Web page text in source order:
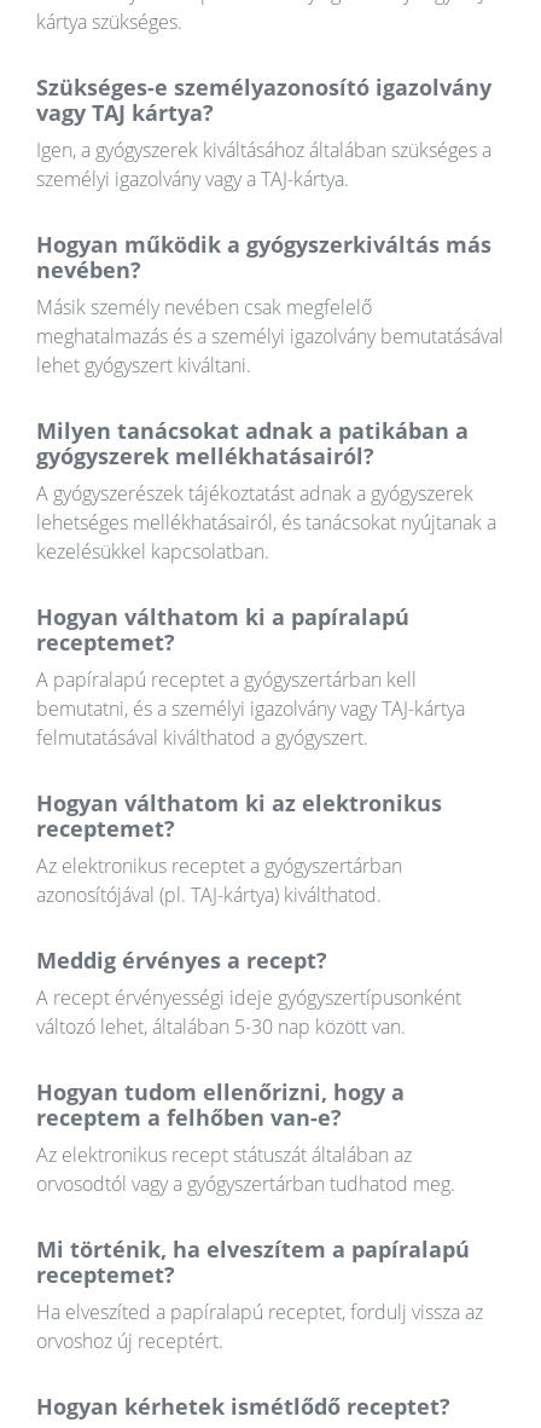
kártya szükséges.
Szükséges-e személyazonosító igazolvány
vagy TAJ kártya?
Igen, a gyógyszerek kiváltásához általában szükséges a
személyi igazolvány vagy a TAJ-kártya.
Hogyan működik a gyógyszerkiváltás más
nevében?
Másik személy nevében csak megfelelő
meghatalmazás és a személyi igazolvány bemutatásával
lehet gyógyszert kiváltani.
Milyen tanácsokat adnak a patikában a
gyógyszerek mellékhatásairól?
A gyógyszerészek tájékoztatást adnak a gyógyszerek
lehetséges mellékhatásairól, és tanácsokat nyújtanak a
kezelésükkel kapcsolatban.
Hogyan válthatom ki a papíralapú
receptemet?
A papíralapú receptet a gyógyszertárban kell
bemutatni, és a személyi igazolvány vagy TAJ-kártya
felmutatásával kiválthatod a gyógyszert.
Hogyan válthatom ki az elektronikus
receptemet?
Az elektronikus receptet a gyógyszertárban
azonosítójával (pl. TAJ-kártya) kiválthatod.
Meddig érvényes a recept?
A recept érvényességi ideje gyógyszertípusonként
változó lehet, általában 5-30 nap között van.
Hogyan tudom ellenőrizni, hogy a
receptem a felhőben van-e?
Az elektronikus recept státuszát általában az
orvosodtól vagy a gyógyszertárban tudhatod meg.
Mi történik, ha elveszítem a papíralapú
receptemet?
Ha elveszíted a papíralapú receptet, fordulj vissza az
orvoshoz új receptért.
Hogyan kérhetek ismétlődő receptet?